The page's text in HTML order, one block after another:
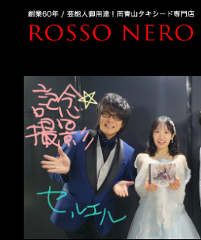
TUXEDO
TUXEDO
KIMONO
CUSTOMER'S
COLUMN
ABOUT US